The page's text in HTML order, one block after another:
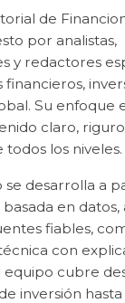
de
por analistas,
y redactores
Su enfoque
claro,
todos los niveles.
se desarrolla a
en datos,
fiables,
con
equipo cubre
inversión